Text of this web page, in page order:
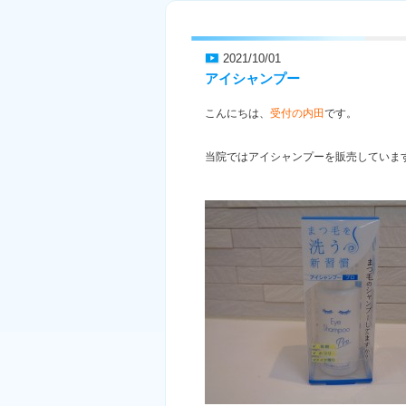
2021/10/01
アイシャンプー
こんにちは、 受付の内田です。
当院ではアイシャンプーを販売していま